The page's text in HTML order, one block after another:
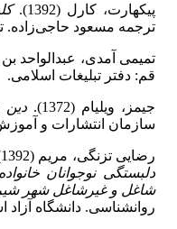
پیکهارت، کارل (1392).
ترجمه مسعود حاجی‌زاده.
تمیمی آمدی، عبدالواحد بن
قم: دفتر تبلیغات اسلامی.
جیمز، ویلیام (1372). دین
سازمان انتشارات و
رضایی تزنگی، مریم (1392).
دلبستگی نوجوانان
شاغل و غیرشاغل شهر
روانشناسی. دانشگاه